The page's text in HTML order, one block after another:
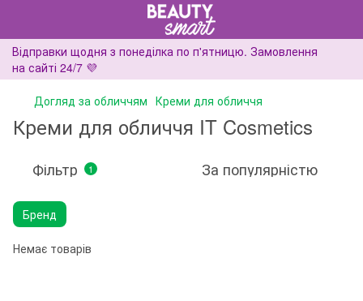
Відправки щодня з понеділка по п'ятницю. Замовлення
на сайті 24/7 💜
Догляд за обличчям Креми для обличчя
Креми для обличчя IT Cosmetics
Фільтр 1 За популярністю
Бренд
Немає товарів